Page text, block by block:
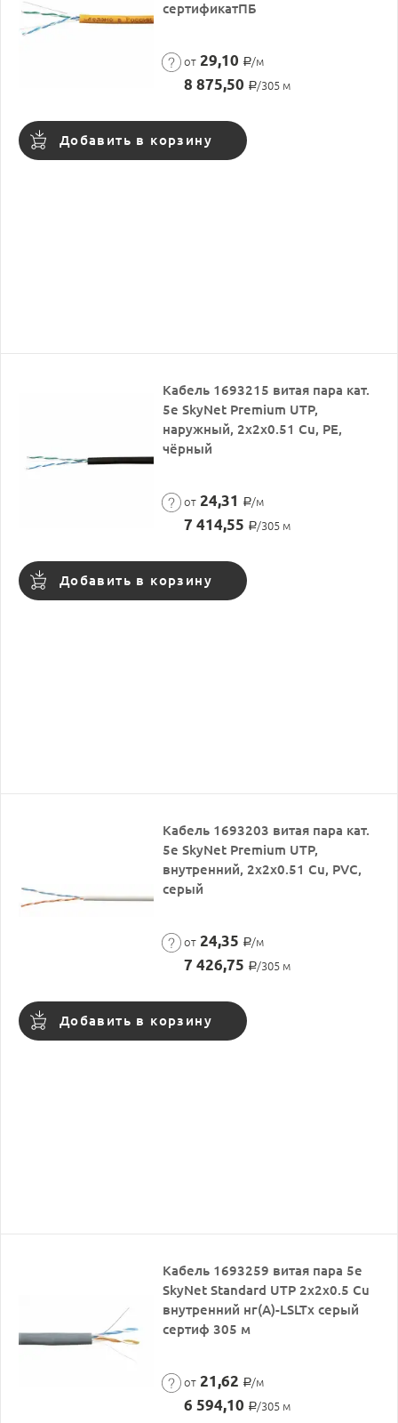
сертификатПБ
от 29,10 Р/м
8 875,50 Р/305 м
Добавить в корзину
Кабель 1693215 витая пара кат.
5е SkyNet Premium UTP,
наружный, 2x2x0.51 Cu, PE,
чёрный
от 24,31 Р/м
7 414,55 Р/305 м
Добавить в корзину
Кабель 1693203 витая пара кат.
5е SkyNet Premium UTP,
внутренний, 2x2x0.51 Cu, PVC,
серый
от 24,35 Р/м
7 426,75 Р/305 м
Добавить в корзину
Кабель 1693259 витая пара 5е
SkyNet Standard UTP 2x2x0.5 Cu
внутренний нг(A)-LSLTx серый
сертиф 305 м
от 21,62 Р/м
6 594,10 Р/305 м